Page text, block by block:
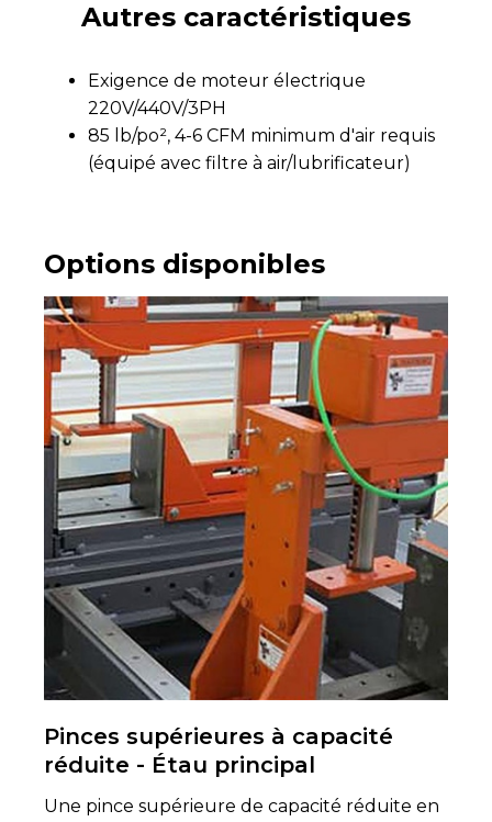
Autres caractéristiques
Exigence de moteur électrique
220V/440V/3PH
85 lb/po², 4-6 CFM minimum d'air requis
(équipé avec filtre à air/lubrificateur)
Options disponibles
Pinces supérieures à capacité
réduite - Étau principal
Une pince supérieure de capacité réduite en